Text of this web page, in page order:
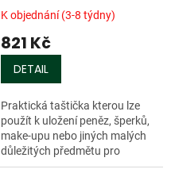
K objednání (3-8 týdny)
821 Kč
DETAIL
Praktická taštička kterou lze
použít k uložení peněz, šperků,
make-upu nebo jiných malých
důležitých předmětu pro
každodenní použití. Materiál